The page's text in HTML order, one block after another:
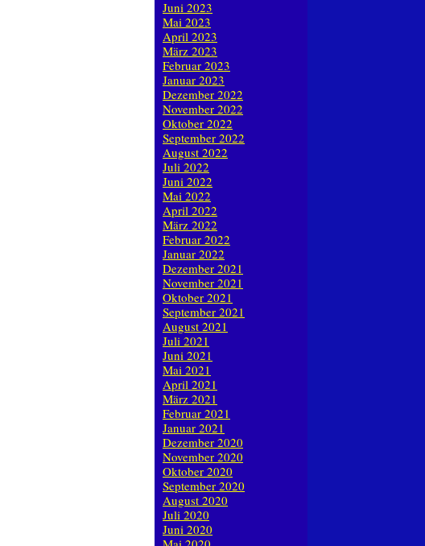
Juni 2023
Mai 2023
April 2023
März 2023
Februar 2023
Januar 2023
Dezember 2022
November 2022
Oktober 2022
September 2022
August 2022
Juli 2022
Juni 2022
Mai 2022
April 2022
März 2022
Februar 2022
Januar 2022
Dezember 2021
November 2021
Oktober 2021
September 2021
August 2021
Juli 2021
Juni 2021
Mai 2021
April 2021
März 2021
Februar 2021
Januar 2021
Dezember 2020
November 2020
Oktober 2020
September 2020
August 2020
Juli 2020
Juni 2020